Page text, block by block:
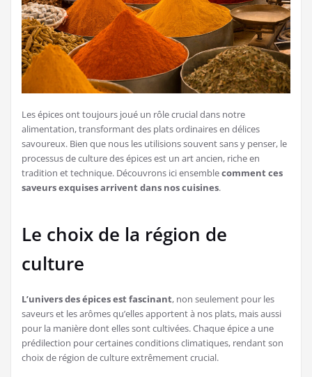
Les épices ont toujours joué un rôle crucial dans notre
alimentation, transformant des plats ordinaires en délices
savoureux. Bien que nous les utilisions souvent sans y penser, le
processus de culture des épices est un art ancien, riche en
tradition et technique. Découvrons ici ensemblecomment ces
saveurs exquises arrivent dans nos cuisines.
Le choix de la région de
culture
L’univers des épices est fascinant, non seulement pour les
saveurs et les arômes qu’elles apportent à nos plats, mais aussi
pour la manière dont elles sont cultivées. Chaque épice a une
prédilection pour certaines conditions climatiques, rendant son
choix de région de culture extrêmement crucial.